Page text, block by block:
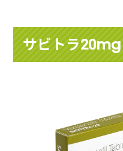
サビトラ20mg